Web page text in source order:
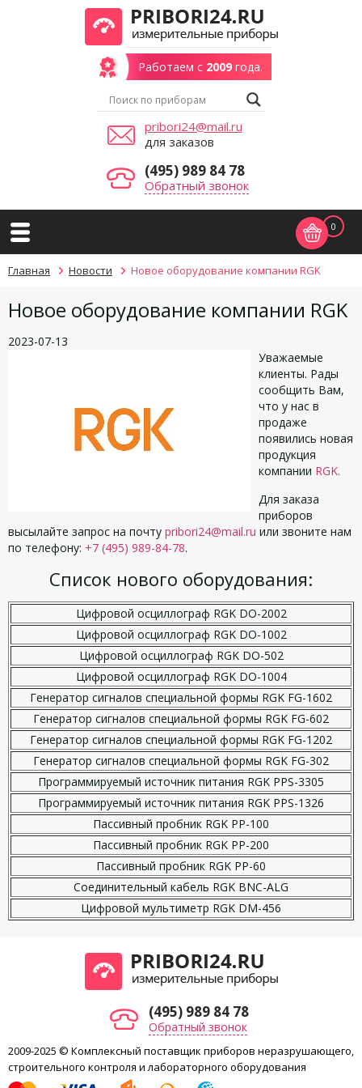
Работаем с 2009года.
pribori24@mail.ru
для заказов
(495) 989 84 78
Обратный звонок
0
Главная Новости Новое оборудование компании RGK
Новое оборудование компании RGK
2023-07-13
Уважаемые
клиенты. Рады
сообщить Вам,
что у нас в
продаже
появились новая
продукция
компании RGK.
Для заказа
приборов
высылайте запрос на почту pribori24@mail.ru или звоните нам
по телефону: +7 (495) 989-84-78.
Список нового оборудования:
Цифровой осциллограф RGK DO-2002
Цифровой осциллограф RGK DO-1002
Цифровой осциллограф RGK DO-502
Цифровой осциллограф RGK DO-1004
Генератор сигналов специальной формы RGK FG-1602
Генератор сигналов специальной формы RGK FG-602
Генератор сигналов специальной формы RGK FG-1202
Генератор сигналов специальной формы RGK FG-302
Программируемый источник питания RGK PPS-3305
Программируемый источник питания RGK PPS-1326
Пассивный пробник RGK PP-100
Пассивный пробник RGK PP-200
Пассивный пробник RGK PP-60
Соединительный кабель RGK BNC-ALG
Цифровой мультиметр RGK DM-456
(495) 989 84 78
Обратный звонок
2009-2025 © Комплексный поставщик приборов неразрушающего,
строительного контроля и лабораторного оборудования